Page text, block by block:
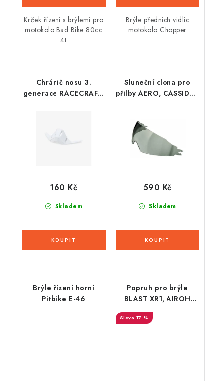
Krček řízení s brýlemi pro
motokolo Bad Bike 80cc
4t
Brýle předních vidlic
motokolo Chopper
Chránič nosu 3.
generace RACECRAFT,
Skladem
160 Kč
Sluneční clona pro
přilby AERO, CASSIDA -
Skladem
590 Kč
Brýle řízení horní
Pitbike E-46
Popruh pro brýle
BLAST XR1, AIROH
(šedo-bílý)
17 %